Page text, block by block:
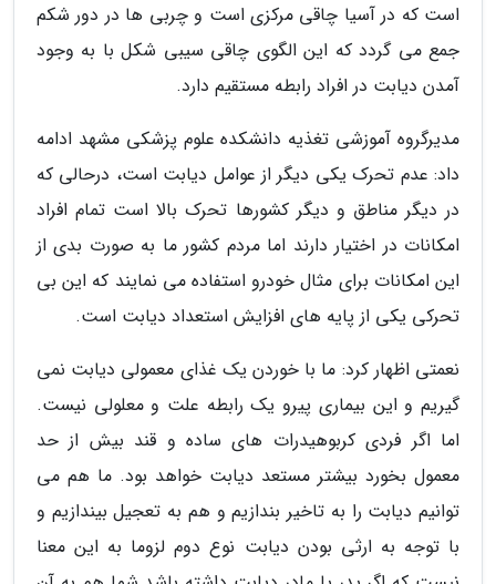
است که در آسیا چاقی مرکزی است و چربی ها در دور شکم
جمع می گردد که این الگوی چاقی سیبی شکل با به وجود
آمدن دیابت در افراد رابطه مستقیم دارد.
مدیرگروه آموزشی تغذیه دانشکده علوم پزشکی مشهد ادامه
داد: عدم تحرک یکی دیگر از عوامل دیابت است، درحالی که
در دیگر مناطق و دیگر کشورها تحرک بالا است تمام افراد
امکانات در اختیار دارند اما مردم کشور ما به صورت بدی از
این امکانات برای مثال خودرو استفاده می نمایند که این بی
تحرکی یکی از پایه های افزایش استعداد دیابت است.
نعمتی اظهار کرد: ما با خوردن یک غذای معمولی دیابت نمی
گیریم و این بیماری پیرو یک رابطه علت و معلولی نیست.
اما اگر فردی کربوهیدرات های ساده و قند بیش از حد
معمول بخورد بیشتر مستعد دیابت خواهد بود. ما هم می
توانیم دیابت را به تاخیر بندازیم و هم به تعجیل بیندازیم و
با توجه به ارثی بودن دیابت نوع دوم لزوما به این معنا